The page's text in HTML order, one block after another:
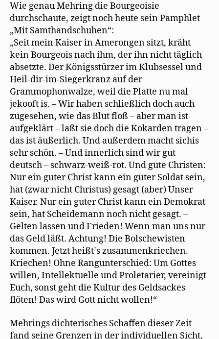
Wie genau Mehring die Bourgeoisie
durchschaute, zeigt noch heute sein Pamphlet
„Mit Samthandschuhen“:
„Seit mein Kaiser in Amerongen sitzt, kräht
kein Bourgeois nach ihm, der ihn nicht täglich
absetzte. Der Königsstürzer im Klubsessel und
Heil-dir-im-Siegerkranz auf der
Grammophonwalze, weil die Platte nu mal
jekooft is. – Wir haben schließlich doch auch
zugesehen, wie das Blut floß – aber man ist
aufgeklärt – laßt sie doch die Kokarden tragen –
das ist äußerlich. Und außerdem macht sichis
sehr schön. – Und innerlich sind wir gut
deutsch – schwarz-weiß-rot. Und gute Christen:
Nur ein guter Christ kann ein guter Soldat sein,
hat (zwar nicht Christus) gesagt (aber) Unser
Kaiser. Nur ein guter Christ kann ein Demokrat
sein, hat Scheidemann noch nicht gesagt. –
Gelten lassen und Frieden! Wenn man uns nur
das Geld läßt. Achtung! Die Bolschewisten
kommen. Jetzt heißt`s zusammenkriechen.
Kriechen! Ohne Rangunterschied: Um Gottes
willen, Intellektuelle und Proletarier, vereinigt
Euch, sonst geht die Kultur des Geldsackes
ﬂöten! Das wird Gott nicht wollen!“
Mehrings dichterisches Schaffen dieser Zeit
fand seine Grenzen in der individuellen Sicht,